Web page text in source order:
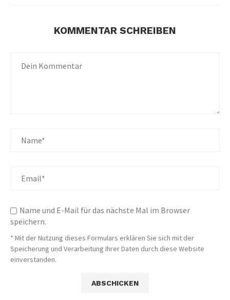
KOMMENTAR SCHREIBEN
Name und E-Mail für das nächste Mal im Browser
speichern.
* Mit der Nutzung dieses Formulars erklären Sie sich mit der
Speicherung und Verarbeitung Ihrer Daten durch diese Website
einverstanden.